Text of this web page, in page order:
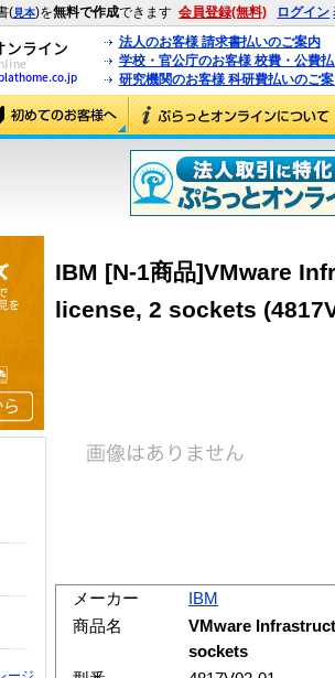
(見本)を無料で作成できます 会員登録(無料) ログイン
法人のお客様 請求書払いのご案内
学校・官公庁のお客様 校費・公費
研究機関のお客様 科研費払いのご
IBM [N-1商品]VMware
license, 2 sockets
メーカー
IBM
商品名
VMware
sockets